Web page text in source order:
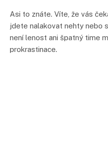
Asi to znáte. Víte, že vás
jdete nalakovat nehty nebo
není lenost ani špatný time
prokrastinace.